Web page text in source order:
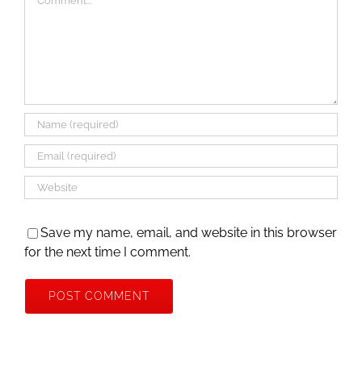
Save my name, email, and website in this browser
for the next time I comment.